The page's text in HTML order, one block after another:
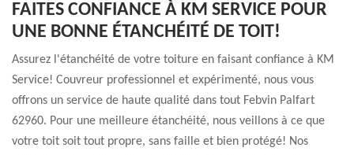
FAITES CONFIANCE À KM SERVICE POUR
UNE BONNE ÉTANCHÉITÉ DE TOIT!
Assurez l'étanchéité de votre toiture en faisant confiance à KM
Service! Couvreur professionnel et expérimenté, nous vous
offrons un service de haute qualité dans tout Febvin Palfart
62960. Pour une meilleure étanchéité, nous veillons à ce que
votre toit soit tout propre, sans faille et bien protégé! Nos